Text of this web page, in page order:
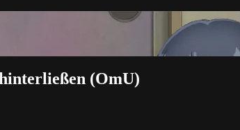
(OmU)